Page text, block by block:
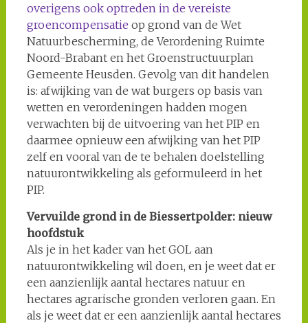
overigens ook optreden in de vereiste
groencompensatie op grond van de Wet
Natuurbescherming, de Verordening Ruimte
Noord-Brabant en het Groenstructuurplan
Gemeente Heusden. Gevolg van dit handelen
is: afwijking van de wat burgers op basis van
wetten en verordeningen hadden mogen
verwachten bij de uitvoering van het PIP en
daarmee opnieuw een afwijking van het PIP
zelf en vooral van de te behalen doelstelling
natuurontwikkeling als geformuleerd in het
PIP.
Vervuilde grond in de Biessertpolder: nieuw
hoofdstuk
Als je in het kader van het GOL aan
natuurontwikkeling wil doen, en je weet dat er
een aanzienlijk aantal hectares natuur en
hectares agrarische gronden verloren gaan. En
als je weet dat er een aanzienlijk aantal hectares